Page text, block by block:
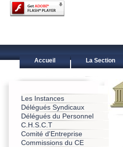
Accueil La Section
Les Instances
Délégués Syndicaux
Délégués du Personnel
C.H.S.C.T
Comité d'Entreprise
Commissions du CE